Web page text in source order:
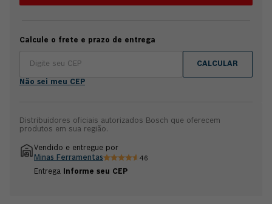
Calcule o frete e prazo de entrega
CALCULAR
Não sei meu CEP
Distribuidores oficiais autorizados Bosch que oferecem
produtos em sua região.
Vendido e entregue por
Minas Ferramentas
46
Entrega Informe seu CEP